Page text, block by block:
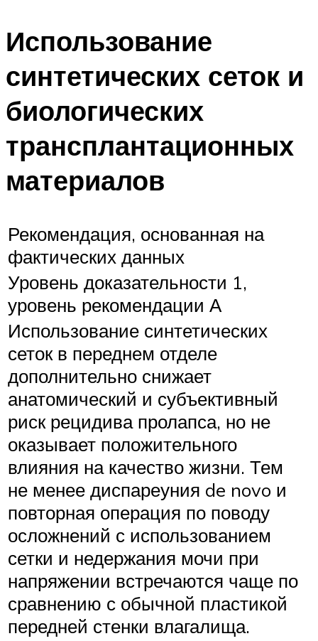
Использование
синтетических сеток и
биологических
трансплантационных
материалов
Рекомендация, основанная на
фактических данных
Уровень доказательности 1,
уровень рекомендации А
Использование синтетических
сеток в переднем отделе
дополнительно снижает
анатомический и субъективный
риск рецидива пролапса, но не
оказывает положительного
влияния на качество жизни. Тем
не менее диспареуния de novo и
повторная операция по поводу
осложнений с использованием
сетки и недержания мочи при
напряжении встречаются чаще по
сравнению с обычной пластикой
передней стенки влагалища.